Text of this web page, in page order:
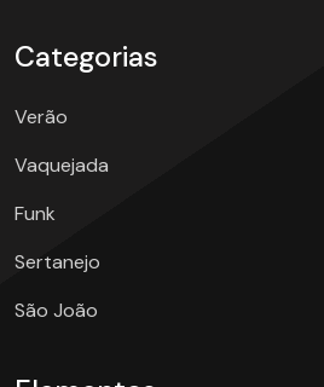
Categorias
Verão
Vaquejada
Funk
Sertanejo
São João